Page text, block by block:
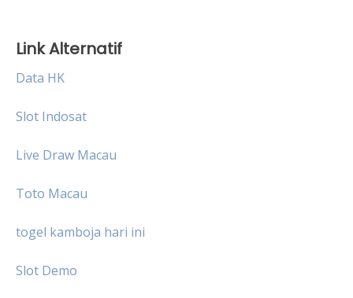
Link Alternatif
Data HK
Slot Indosat
Live Draw Macau
Toto Macau
togel kamboja hari ini
Slot Demo